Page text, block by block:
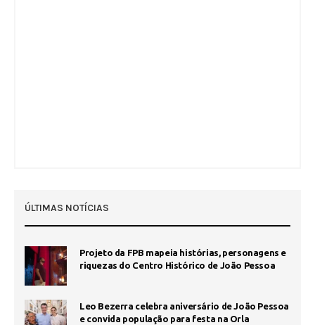
ÚLTIMAS NOTÍCIAS
Projeto da FPB mapeia histórias, personagens e
riquezas do Centro Histórico de João Pessoa
Leo Bezerra celebra aniversário de João Pessoa
e convida população para festa na Orla